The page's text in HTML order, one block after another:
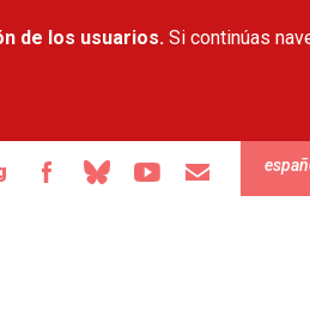
de los usuarios. Si continúas